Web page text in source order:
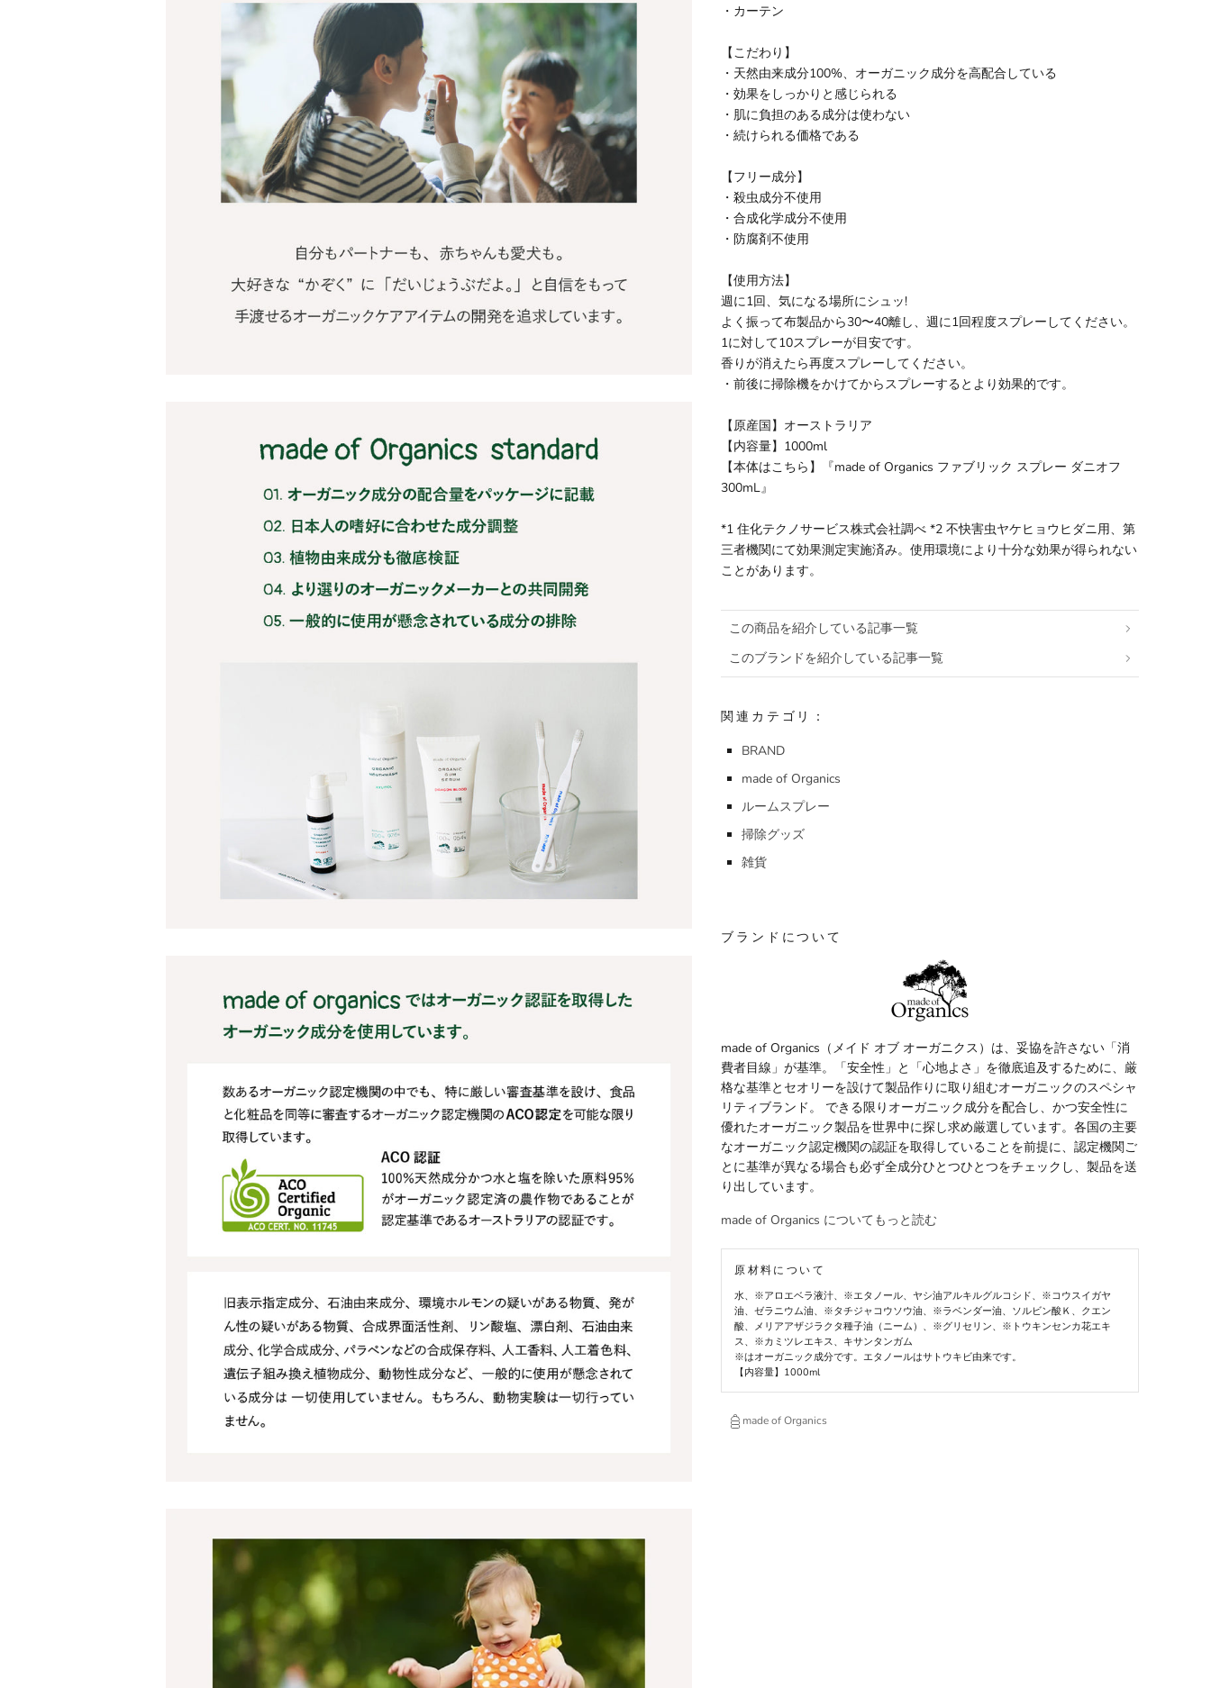
・カーテン
【こだわり】
・天然由来成分100%、オーガニック成分を高配合している
・効果をしっかりと感じられる
・肌に負担のある成分は使わない
・続けられる価格である
【フリー成分】
・殺虫成分不使用
・合成化学成分不使用
・防腐剤不使用
【使用方法】
週に1回、気になる場所にシュッ!
よく振って布製品から30〜40離し、週に1回程度スプレーしてください。
1に対して10スプレーが目安です。
香りが消えたら再度スプレーしてください。
・前後に掃除機をかけてからスプレーするとより効果的です。
【原産国】オーストラリア
【内容量】1000ml
【本体はこちら】『made of Organics ファブリック スプレー ダニオフ
300mL』
*1 住化テクノサービス株式会社調べ *2 不快害虫ヤケヒョウヒダニ用、第
三者機関にて効果測定実施済み。使用環境により十分な効果が得られない
ことがあります。
この商品を紹介している記事一覧
このブランドを紹介している記事一覧
関連カテゴリ：
BRAND
made of Organics
ルームスプレー
掃除グッズ
雑貨
ブランドについて
made of Organics（メイド オブ オーガニクス）は、妥協を許さない「消
費者目線」が基準。「安全性」と「心地よさ」を徹底追及するために、厳
格な基準とセオリーを設けて製品作りに取り組むオーガニックのスペシャ
リティブランド。 できる限りオーガニック成分を配合し、かつ安全性に
優れたオーガニック製品を世界中に探し求め厳選しています。各国の主要
なオーガニック認定機関の認証を取得していることを前提に、認定機関ご
とに基準が異なる場合も必ず全成分ひとつひとつをチェックし、製品を送
り出しています。
made of Organics についてもっと読む
原材料について
水、※アロエベラ液汁、※エタノール、ヤシ油アルキルグルコシド、※コウスイガヤ
油、ゼラニウム油、※タチジャコウソウ油、※ラベンダー油、ソルビン酸Ｋ、クエン
酸、メリアアザジラクタ種子油（ニーム）、※グリセリン、※トウキンセンカ花エキ
ス、※カミツレエキス、キサンタンガム
※はオーガニック成分です。エタノールはサトウキビ由来です。
【内容量】1000ml
made of Organics